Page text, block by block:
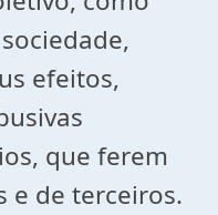
efeitos,
que ferem
e de terceiros.